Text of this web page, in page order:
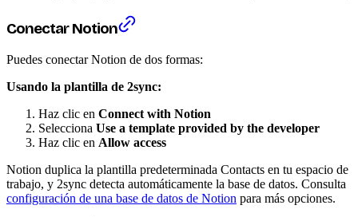
Conectar Notion
Puedes conectar Notion de dos formas:
Usando la plantilla de 2sync:
Haz clic en Connect with Notion
Selecciona Use a template provided by the developer
Haz clic en Allow access
Notion duplica la plantilla predeterminada Contacts en tu espacio de
trabajo, y 2sync detecta automáticamente la base de datos. Consulta
configuración de una base de datos de Notion para más opciones.